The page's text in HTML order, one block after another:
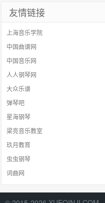
友情链接
上海音乐学院
中国曲谱网
中国音乐网
人人钢琴网
大众乐谱
弹琴吧
星海钢琴
梁亮音乐教室
玖月教育
虫虫钢琴
词曲网